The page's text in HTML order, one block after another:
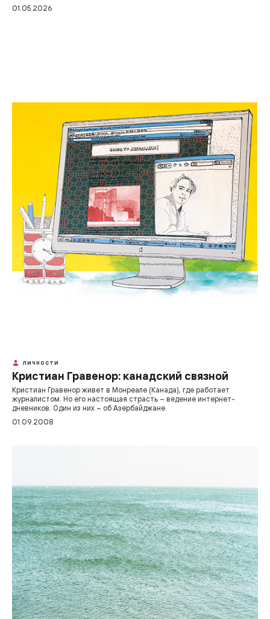
01.05.2026
ЛИЧНОСТИ
Кристиан Гравенор: канадский связной
Кристиан Гравенор живет в Монреале (Канада), где работает
журналистом. Но его настоящая страсть – ведение интернет-
дневников. Один из них – об Азербайджане.
01.09.2008